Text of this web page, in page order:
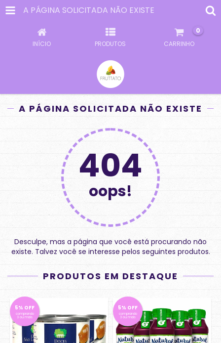
A PÁGINA SOLICITADA NÃO EXISTE
INÍCIO PRODUTOS CARRINHO
0
A PÁGINA SOLICITADA NÃO EXISTE
404
oops!
Desculpe, mas a página que você está procurando não
existe. Talvez você se interesse pelos seguintes produtos.
PRODUTOS EM DESTAQUE
5% OFF
comprando
3 ou mais
5% OFF
comprando
3 ou mais